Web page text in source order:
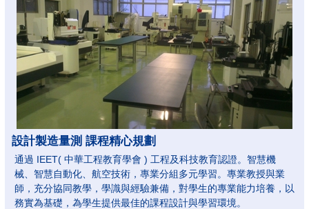
設計製造量測 課程精心規劃
通過 IEET( 中華工程教育學會 ) 工程及科技教育認證。智慧機
械、智慧自動化、航空技術，專業分組多元學習。專業教授與業
師，充分協同教學，學識與經驗兼備，對學生的專業能力培養，以
務實為基礎，為學生提供最佳的課程設計與學習環境。